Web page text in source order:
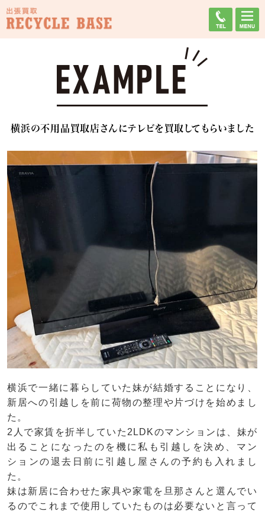
横浜の不用品買取店さんにテレビを買取してもらいました
横浜で一緒に暮らしていた妹が結婚することになり、
新居への引越しを前に荷物の整理や片づけを始めまし
た。
2人で家賃を折半していた2LDKのマンションは、妹が
出ることになったのを機に私も引越しを決め、マン
ションの退去日前に引越し屋さんの予約も入れまし
た。
妹は新居に合わせた家具や家電を旦那さんと選んでい
るのでこれまで使用していたものは必要ないと言って